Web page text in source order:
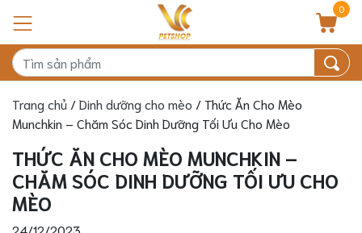
0
Trang chủ /Dinh dưỡng cho mèo / Thức Ăn Cho Mèo
Munchkin – Chăm Sóc Dinh Dưỡng Tối Ưu Cho Mèo
THỨC ĂN CHO MÈO MUNCHKIN –
CHĂM SÓC DINH DƯỠNG TỐI ƯU CHO
MÈO
24/12/2023